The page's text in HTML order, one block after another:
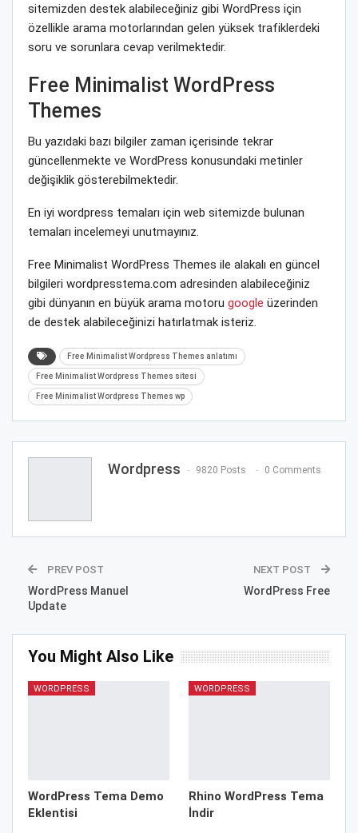
sitemizden destek alabileceğiniz gibi WordPress için
özellikle arama motorlarından gelen yüksek trafiklerdeki
soru ve sorunlara cevap verilmektedir.
Free Minimalist WordPress
Themes
Bu yazıdaki bazı bilgiler zaman içerisinde tekrar
güncellenmekte ve WordPress konusundaki metinler
değişiklik gösterebilmektedir.
En iyi wordpress temaları için web sitemizde bulunan
temaları incelemeyi unutmayınız.
Free Minimalist WordPress Themes ile alakalı en güncel
bilgileri wordpresstema.com adresinden alabileceğiniz
gibi dünyanın en büyük arama motoru google üzerinden
de destek alabileceğinizi hatırlatmak isteriz.
Free Minimalist Wordpress Themes anlatımı
Free Minimalist Wordpress Themes sitesi
Free Minimalist Wordpress Themes wp
Wordpress 9820 Posts 0 Comments
PREV POST
WordPress Manuel
Update
NEXT POST
WordPress Free
You Might Also Like
WORDPRESS
WordPress Tema Demo
Eklentisi
WORDPRESS
Rhino WordPress Tema
İndir